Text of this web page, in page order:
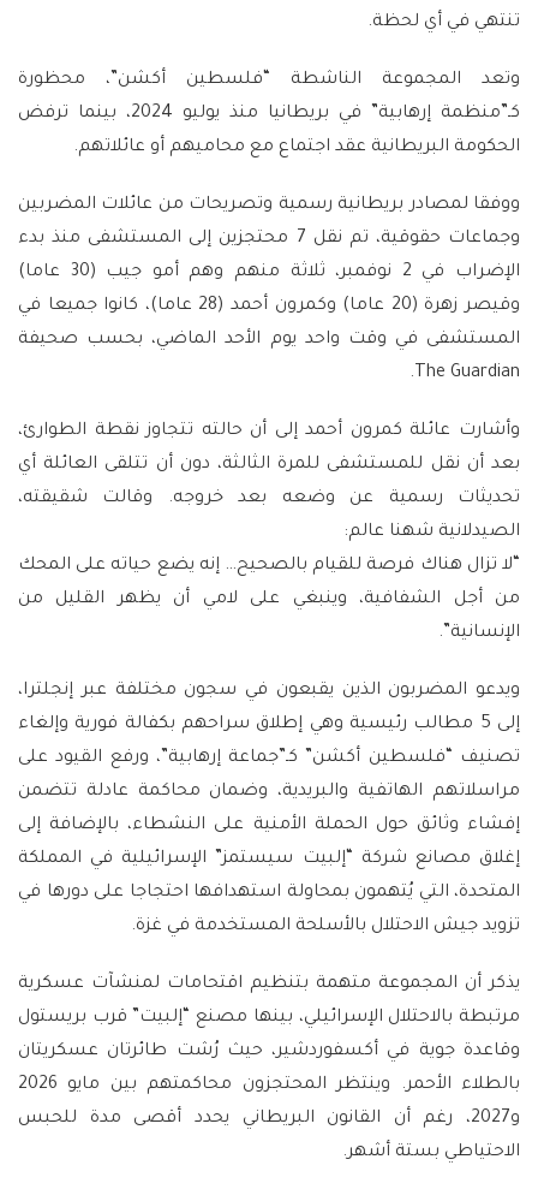
تنتهي في أي لحظة.
وتعد المجموعة الناشطة “فلسطين أكشن”، محظورة
كـ”منظمة إرهابية” في بريطانيا منذ يوليو 2024، بينما ترفض
الحكومة البريطانية عقد اجتماع مع محاميهم أو عائلاتهم.
ووفقا لمصادر بريطانية رسمية وتصريحات من عائلات المضربين
وجماعات حقوقية، تم نقل 7 محتجزين إلى المستشفى منذ بدء
الإضراب في 2 نوفمبر، ثلاثة منهم وهم أمو جيب (30 عاما)
وقيصر زهرة (20 عاما) وكمرون أحمد (28 عاما)، كانوا جميعا في
المستشفى في وقت واحد يوم الأحد الماضي، بحسب صحيفة
The Guardian.
وأشارت عائلة كمرون أحمد إلى أن حالته تتجاوز نقطة الطوارئ،
بعد أن نقل للمستشفى للمرة الثالثة، دون أن تتلقى العائلة أي
تحديثات رسمية عن وضعه بعد خروجه. وقالت شقيقته،
الصيدلانية شهنا عالم:
“لا تزال هناك فرصة للقيام بالصحيح… إنه يضع حياته على المحك
من أجل الشفافية، وينبغي على لامي أن يظهر القليل من
الإنسانية”.
ويدعو المضربون الذين يقبعون في سجون مختلفة عبر إنجلترا،
إلى 5 مطالب رئيسية وهي إطلاق سراحهم بكفالة فورية وإلغاء
تصنيف “فلسطين أكشن” كـ”جماعة إرهابية”، ورفع القيود على
مراسلاتهم الهاتفية والبريدية، وضمان محاكمة عادلة تتضمن
إفشاء وثائق حول الحملة الأمنية على النشطاء، بالإضافة إلى
إغلاق مصانع شركة “إلبيت سيستمز” الإسرائيلية في المملكة
المتحدة، التي يُتهمون بمحاولة استهدافها احتجاجا على دورها في
تزويد جيش الاحتلال بالأسلحة المستخدمة في غزة.
يذكر أن المجموعة متهمة بتنظيم اقتحامات لمنشآت عسكرية
مرتبطة بالاحتلال الإسرائيلي، بينها مصنع “إلبيت” قرب بريستول
وقاعدة جوية في أكسفوردشير، حيث رُشت طائرتان عسكريتان
بالطلاء الأحمر. وينتظر المحتجزون محاكمتهم بين مايو 2026
و2027، رغم أن القانون البريطاني يحدد أقصى مدة للحبس
الاحتياطي بستة أشهر.